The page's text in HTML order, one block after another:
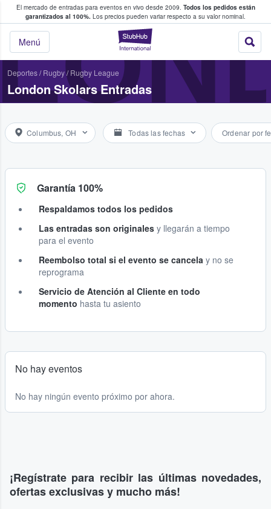
El mercado de entradas para eventos en vivo desde 2009. Todos los pedidos están
garantizados al 100%. Los precios pueden variar respecto a su valor nominal.
StubHub:
Menú
y venta de entradas entre fans
Deportes/ Rugby/ Rugby League
London Skolars Entradas
Columbus, OH Todas las fechas Ordenar por
Garantía 100%
Respaldamos todos los pedidos
Las entradas son originales y llegarán a tiempo
para el evento
Reembolso total si el evento se cancela y no se
reprograma
Servicio de Atención al Cliente en todo
momento hasta tu asiento
No hay eventos
No hay ningún evento próximo por ahora.
¡Regístrate para recibir las últimas novedades,
ofertas exclusivas y mucho más!